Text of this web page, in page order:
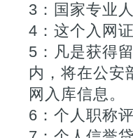
3：国家专业
4：这个入网
5：凡是获得
内，将在公安
网入库信息。
6：个人职称